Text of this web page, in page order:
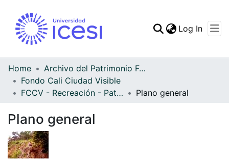
Log In
Home
Archivo del Patrimonio Fotográfico y Fílmico del Valle del Cauca
Fondo Cali Ciudad Visible
FCCV - Recreación - Patrimonial
Plano general
Plano general